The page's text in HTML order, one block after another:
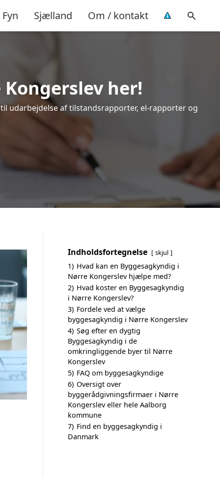
Fyn Sjælland Om / kontakt
her!
udarbejdelse af tilstandsrapporter, el-rapporter og
Indholdsfortegnelse skjul
1) Hvad kan en Byggesagkyndig i
Nørre Kongerslev hjælpe med?
2) Hvad koster en Byggesagkyndig
i Nørre Kongerslev?
3) Fordele ved at vælge
byggesagkyndig i Nørre Kongerslev
4) Søg efter en dygtig
Byggesagkyndig i de
omkringliggende byer til Nørre
Kongerslev
5) FAQ om byggesagkyndige
6) Oversigt over
byggerådgivningsfirmaer i Nørre
Kongerslev eller hele Aalborg
kommune
7) Find en byggesagkyndig i
Danmark